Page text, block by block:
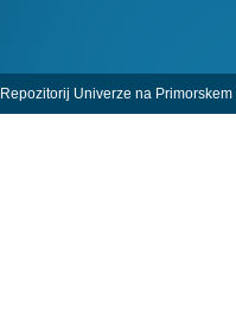
Repozitorij Univerze na Primorskem |